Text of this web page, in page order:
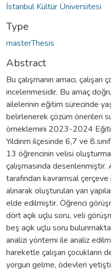
İstanbul Kültür Üniversitesi
Type
masterThesis
Abstract
Bu çalışmanın amacı, çalışan
incelenmesidir. Bu amaç
ailelerinin eğitim sürecinde
belirlenerek çözüm önerileri
örneklemini 2023-2024
Yıldırım ilçesinde 6,7 ve
13 öğrencinin velisi
çalışmasında desenlenmiştir.
tarafından kavramsal
alınarak oluşturulan yarı
elde edilmiştir. Öğrenci
dört açık uçlu soru, veli
beş açık uçlu soru
analizi yöntemi ile analiz
hareketle çalışan çocukların
yorgun gelme, ödevleri